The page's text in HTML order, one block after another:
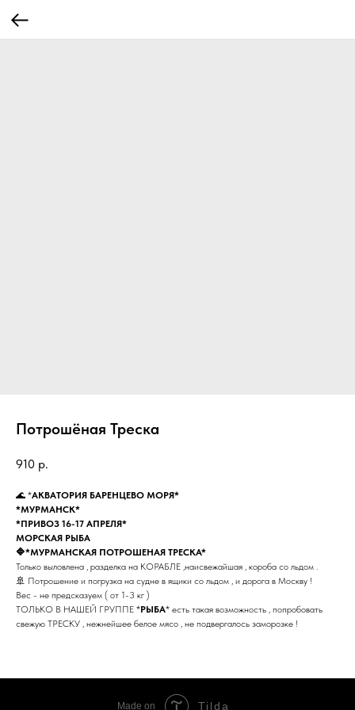
Потрошёная Треска
910 р.
🌊 *АКВАТОРИЯ БАРЕНЦЕВО МОРЯ*
*МУРМАНСК*
*ПРИВОЗ 16-17 АПРЕЛЯ*
МОРСКАЯ РЫБА
🔷*МУРМАНСКАЯ ПОТРОШЕНАЯ ТРЕСКА*
Только выловлена , разделка на КОРАБЛЕ ,наисвежайшая , короба со льдом .
🚢 Потрошение и погрузка на судне в ящики со льдом , и дорога в Москву !
Вес - не предсказуем ( от 1-3 кг )
ТОЛЬКО В НАШЕЙ ГРУППЕ *РЫБА* есть такая возможность , попробовать
свежую ТРЕСКУ , нежнейшее белое мясо , не подвергалось заморозке !
Made on Tilda